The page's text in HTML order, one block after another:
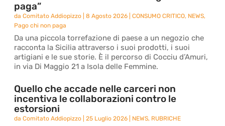
paga”
daComitato Addiopizzo |8 Agosto 2026 |CONSUMO CRITICO, NEWS,
Pago chi non paga
Da una piccola torrefazione di paese a un negozio che
racconta la Sicilia attraverso i suoi prodotti, i suoi
artigiani e le sue storie. È il percorso di Cocciu d’Amuri,
in via Di Maggio 21 a Isola delle Femmine.
Quello che accade nelle carceri non
incentiva le collaborazioni contro le
estorsioni
daComitato Addiopizzo |25 Luglio 2026 NEWS, RUBRICHE